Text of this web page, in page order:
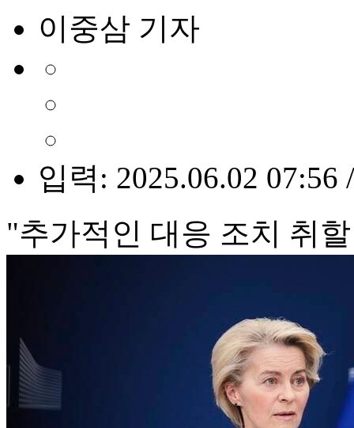
이중삼 기자
입력: 2025.06.02 07:56
"추가적인 대응 조치 취